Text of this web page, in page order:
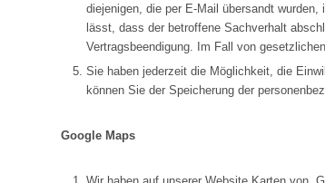
diejenigen, die per E-Mail übersandt
lässt, dass der betroffene Sachverhalt
Vertragsbeendigung. Im Fall von
Sie haben jederzeit die Möglichkeit, die
können Sie der Speicherung der
Google Maps